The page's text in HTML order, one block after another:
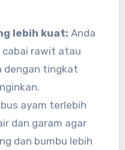
lebih kuat: Anda
cabai rawit atau
dengan tingkat
ayam terlebih
dan garam agar
dan bumbu lebih